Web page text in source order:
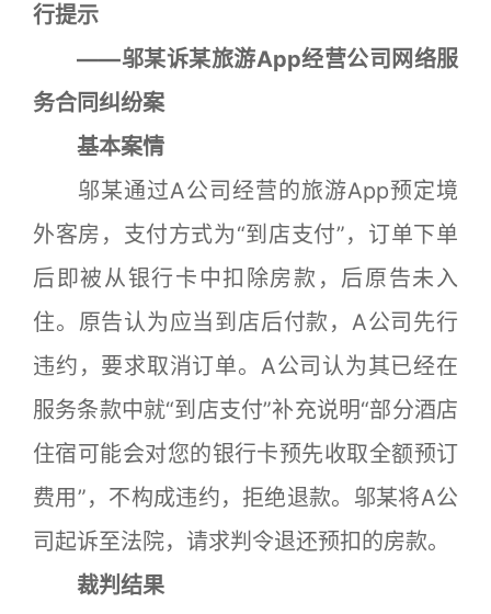
行提示
——邬某诉某旅游App经营公司网络服
务合同纠纷案
基本案情
邬某通过A公司经营的旅游App预定境
外客房，支付方式为“到店支付”，订单下单
后即被从银行卡中扣除房款，后原告未入
住。原告认为应当到店后付款，A公司先行
违约，要求取消订单。A公司认为其已经在
服务条款中就“到店支付”补充说明“部分酒店
住宿可能会对您的银行卡预先收取全额预订
费用”，不构成违约，拒绝退款。邬某将A公
司起诉至法院，请求判令退还预扣的房款。
裁判结果